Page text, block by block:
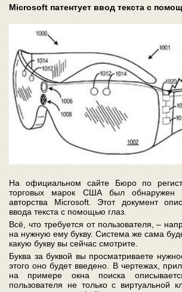
Microsoft патентует ввод текста с
На официальном сайте Бюро по
торговых марок США был обнаружен
авторства Microsoft. Этот документ
ввода текста с помощью глаз.
Всё, что требуется от пользователя, –
на нужную ему букву. Система же сама
какую букву вы сейчас смотрите.
Буква за буквой вы просматриваете
этого оно будет введено. В чертежах,
на примере окна поиска
пользователя не только с виртуальной